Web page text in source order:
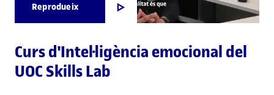
Reprodueix
Curs d'Intel·ligència emocional del
UOC Skills Lab